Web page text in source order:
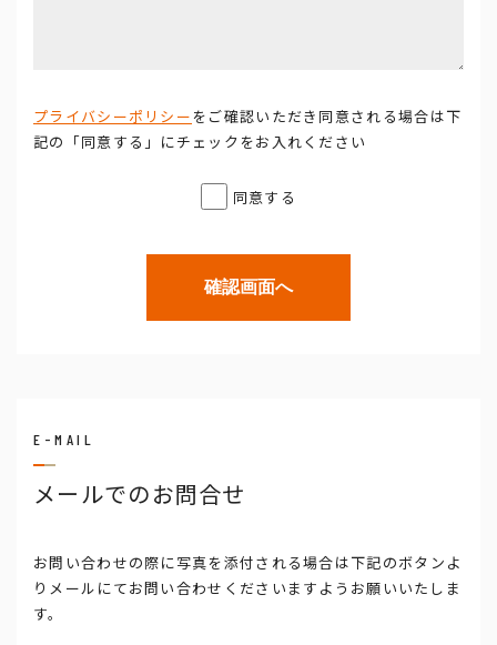
プライバシーポリシー をご確認いただき同意される場合は下
記の「同意する」にチェックをお入れください
同意する
E-MAIL
メールでのお問合せ
お問い合わせの際に写真を添付される場合は下記のボタンよ
りメールにてお問い合わせくださいますようお願いいたしま
す。